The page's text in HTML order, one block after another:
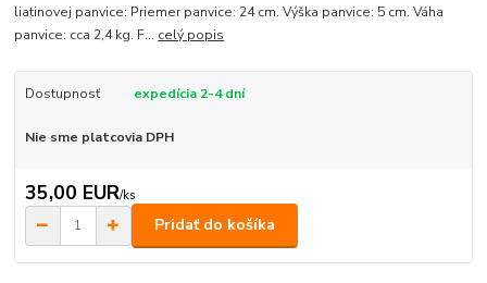
liatinovej panvice: Priemer panvice: 24 cm. Výška panvice: 5 cm. Váha
panvice: cca 2,4 kg. F... celý popis
Dostupnosť expedícia 2-4 dní
Nie sme platcovia DPH
35,00 EUR/ks
Pridať do košíka